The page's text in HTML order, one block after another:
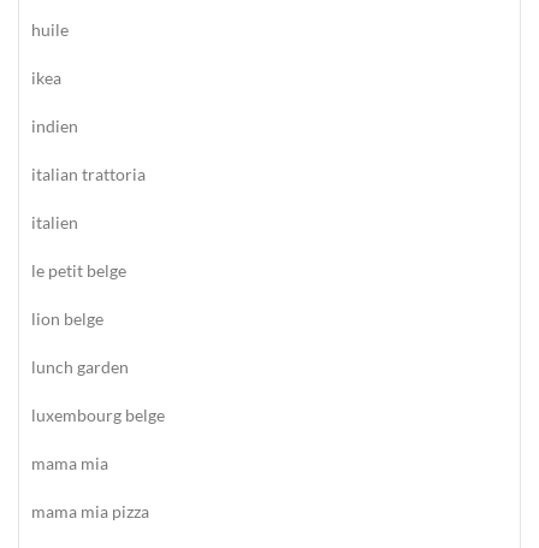
huile
ikea
indien
italian trattoria
italien
le petit belge
lion belge
lunch garden
luxembourg belge
mama mia
mama mia pizza